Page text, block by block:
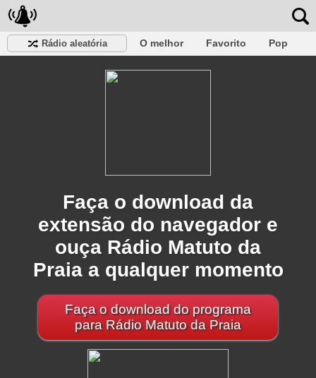
Rádio aleatória O melhor Favorito
Pop
Jazz
Faça o download da
extensão do navegador e
ouça Rádio Matuto da
Praia a qualquer momento
Faça o download do programa
para Rádio Matuto da Praia